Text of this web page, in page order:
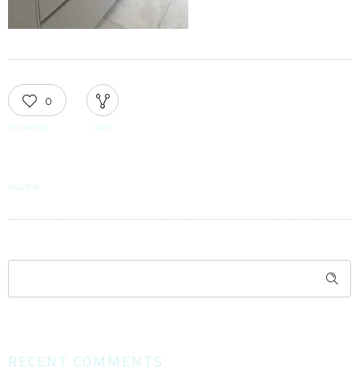
0
RECOMMEND SHARE
TAGGED IN
RECENT COMMENTS